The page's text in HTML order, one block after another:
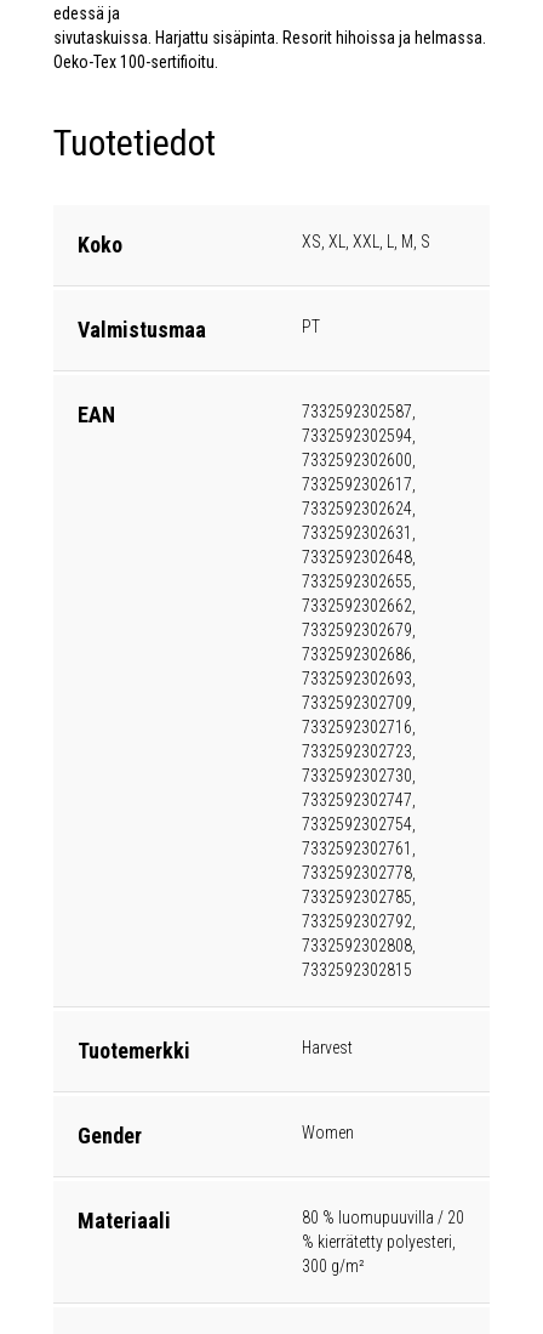
edessä ja
sivutaskuissa. Harjattu sisäpinta. Resorit hihoissa ja helmassa.
Oeko-Tex 100-sertifioitu.
Tuotetiedot
Koko XS, XL, XXL, L, M, S
Valmistusmaa PT
EAN
7332592302587,
7332592302594,
7332592302600,
7332592302617,
7332592302624,
7332592302631,
7332592302648,
7332592302655,
7332592302662,
7332592302679,
7332592302686,
7332592302693,
7332592302709,
7332592302716,
7332592302723,
7332592302730,
7332592302747,
7332592302754,
7332592302761,
7332592302778,
7332592302785,
7332592302792,
7332592302808,
7332592302815
Tuotemerkki Harvest
Gender Women
Materiaali
80 % luomupuuvilla / 20
% kierrätetty polyesteri,
300 g/m²